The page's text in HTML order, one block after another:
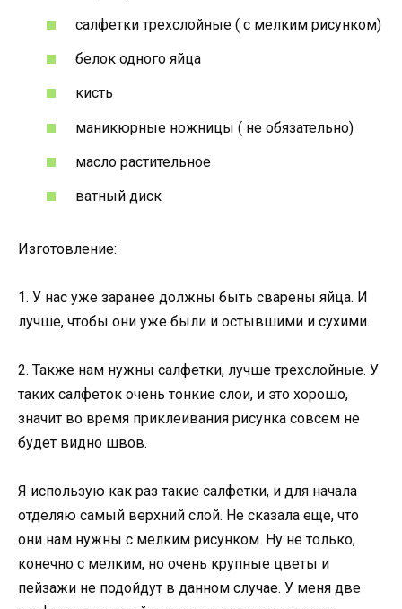
салфетки трехслойные ( с мелким рисунком)
белок одного яйца
кисть
маникюрные ножницы ( не обязательно)
масло растительное
ватный диск
Изготовление:
1. У нас уже заранее должны быть сварены яйца. И
лучше, чтобы они уже были и остывшими и сухими.
2. Также нам нужны салфетки, лучше трехслойные. У
таких салфеток очень тонкие слои, и это хорошо,
значит во время приклеивания рисунка совсем не
будет видно швов.
Я использую как раз такие салфетки, и для начала
отделяю самый верхний слой. Не сказала еще, что
они нам нужны с мелким рисунком. Ну не только,
конечно с мелким, но очень крупные цветы и
пейзажи не подойдут в данном случае. У меня две